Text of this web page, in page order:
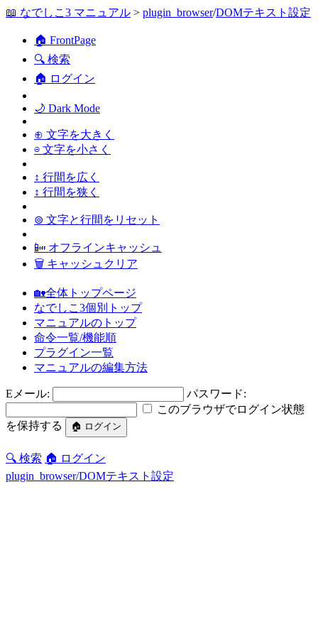
📖 なでしこ3 マニュアル > plugin_browser/DOMテキスト設定
🏠 FrontPage
🔍 検索
🏠 ログイン
🌙 Dark Mode
⊕ 文字を大きく
⊖ 文字を小さく
↕ 行間を広く
↕ 行間を狭く
⊚ 文字と行間をリセット
📴 オフラインキャッシュ
🗑 キャッシュクリア
🏡全体トップページ
なでしこ3個別トップ
マニュアルのトップ
命令一覧/機能順
プラグイン一覧
マニュアルの編集方法
Eメール:
パスワード:
このブラウザでログイン状態
を保持する
🔍 検索 🏠 ログイン
plugin_browser/DOMテキスト設定